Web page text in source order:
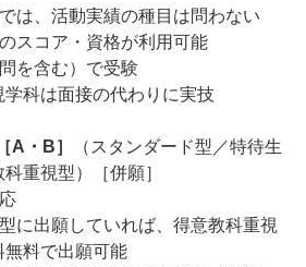
は、活動実績の種目は問わない
スコア・資格が利用可能
を含む）で受験
科は面接の代わりに実技
A・B］
（スタンダード型／特待生
重視型）［併願］
に出願していれば、得意教科重視
料で出願可能